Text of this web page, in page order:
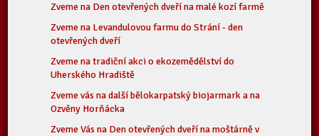
Zveme na Den otevřených dveří na malé kozí farmě
Zveme na Levandulovou farmu do Strání - den
otevřených dveří
Zveme na tradiční akci o ekozemědělství do
Uherského Hradiště
Zveme vás na další bělokarpatský biojarmark a na
Ozvěny Horňácka
Zveme Vás na Den otevřených dveří na moštárně v